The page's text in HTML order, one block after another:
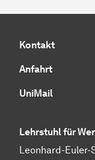
Kontakt
Anfahrt
UniMail
Lehrstuhl für
Leonhard-Euler-